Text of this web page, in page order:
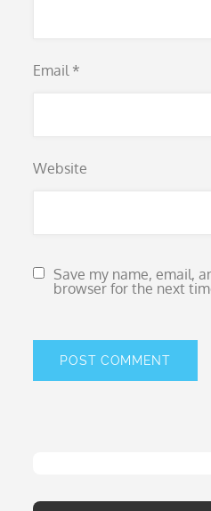
Email *
Website
Save my name, email,
browser for the next